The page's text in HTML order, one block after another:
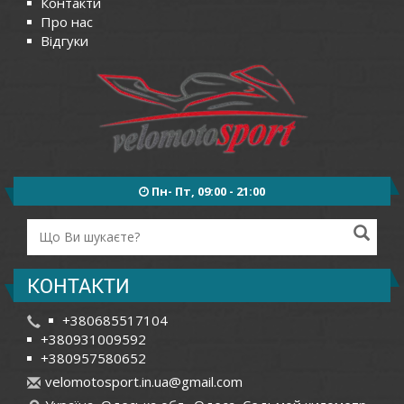
Про нас
Відгуки
Пн- Пт, 09:00 - 21:00
КОНТАКТИ
+380685517104
+380931009592
+380957580652
velomotosport.in.ua@gmail.com